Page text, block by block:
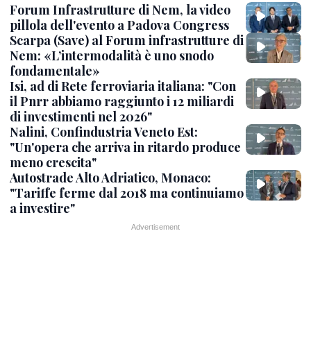
Forum Infrastrutture di Nem, la video
pillola dell'evento a Padova Congress
Scarpa (Save) al Forum infrastrutture di
Nem: «L’intermodalità è uno snodo
fondamentale»
Isi, ad di Rete ferroviaria italiana: "Con
il Pnrr abbiamo raggiunto i 12 miliardi
di investimenti nel 2026"
Nalini, Confindustria Veneto Est:
"Un'opera che arriva in ritardo produce
meno crescita"
Autostrade Alto Adriatico, Monaco:
"Tariffe ferme dal 2018 ma continuiamo
a investire"